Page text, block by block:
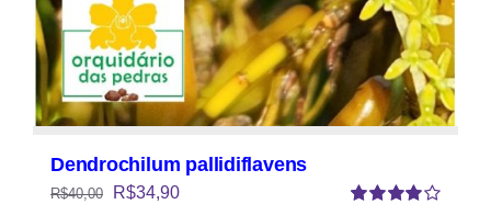
Dendrochilum pallidiflavens
R$40,00 R$34,90